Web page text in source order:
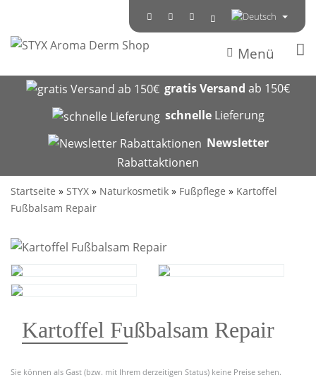
Menü
gratis Versand ab 150€
schnelleLieferung
Newsletter
Rabattaktionen
Startseite » STYX » Naturkosmetik » Fußpflege » Kartoffel
Fußbalsam Repair
Kartoffel Fußbalsam Repair
Sie können als Gast (bzw. mit Ihrem derzeitigen Status) keine Preise sehen.